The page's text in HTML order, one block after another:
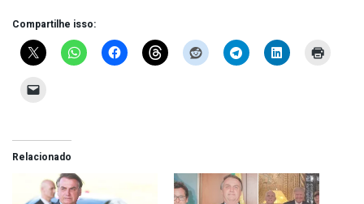
Compartilhe isso:
Relacionado